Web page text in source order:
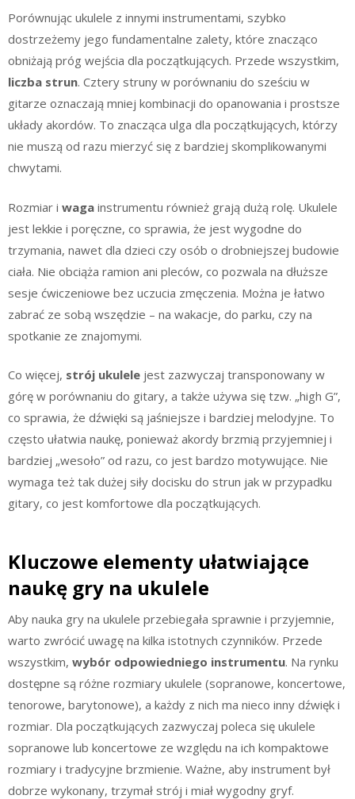
Porównując ukulele z innymi instrumentami, szybko
dostrzeżemy jego fundamentalne zalety, które znacząco
obniżają próg wejścia dla początkujących. Przede wszystkim,
liczba strun. Cztery struny w porównaniu do sześciu w
gitarze oznaczają mniej kombinacji do opanowania i prostsze
układy akordów. To znacząca ulga dla początkujących, którzy
nie muszą od razu mierzyć się z bardziej skomplikowanymi
chwytami.
Rozmiar i waga instrumentu również grają dużą rolę. Ukulele
jest lekkie i poręczne, co sprawia, że jest wygodne do
trzymania, nawet dla dzieci czy osób o drobniejszej budowie
ciała. Nie obciąża ramion ani pleców, co pozwala na dłuższe
sesje ćwiczeniowe bez uczucia zmęczenia. Można je łatwo
zabrać ze sobą wszędzie – na wakacje, do parku, czy na
spotkanie ze znajomymi.
Co więcej, strój ukulele jest zazwyczaj transponowany w
górę w porównaniu do gitary, a także używa się tzw. „high G”,
co sprawia, że dźwięki są jaśniejsze i bardziej melodyjne. To
często ułatwia naukę, ponieważ akordy brzmią przyjemniej i
bardziej „wesoło” od razu, co jest bardzo motywujące. Nie
wymaga też tak dużej siły docisku do strun jak w przypadku
gitary, co jest komfortowe dla początkujących.
Kluczowe elementy ułatwiające
naukę gry na ukulele
Aby nauka gry na ukulele przebiegała sprawnie i przyjemnie,
warto zwrócić uwagę na kilka istotnych czynników. Przede
wszystkim, wybór odpowiedniego instrumentu. Na rynku
dostępne są różne rozmiary ukulele (sopranowe, koncertowe,
tenorowe, barytonowe), a każdy z nich ma nieco inny dźwięk i
rozmiar. Dla początkujących zazwyczaj poleca się ukulele
sopranowe lub koncertowe ze względu na ich kompaktowe
rozmiary i tradycyjne brzmienie. Ważne, aby instrument był
dobrze wykonany, trzymał strój i miał wygodny gryf.